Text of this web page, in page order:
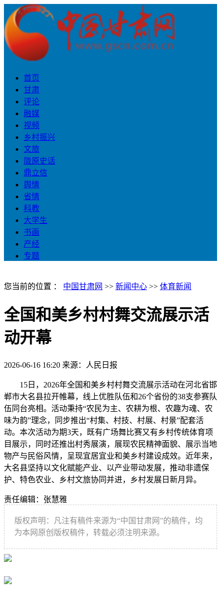
首页
甘肃
评论
融媒
视频
乡村振兴
文旅
陇原史话
鼎立信
舆情
省情
科教
大学生
书画
产经
专题
您当前的位置 ： 中国甘肃网 >> 新闻中心 >> 体育新闻
全国和美乡村村舞交流展示活
动开幕
2026-06-16 16:20 来源：人民日报
15日，2026年全国和美乡村村舞交流展示活动在河北省邯
郸市大名县拉开帷幕，线上优胜队伍和26个省份的38支参赛队
伍同台亮相。活动秉持“农民为主、农耕为根、农趣为魂、农
味为韵”理念，同步推出“村集、村技、村展、村景”配套活
动。本次活动为期3天，既有广场舞比赛又有乡村传统体育项
目展示，同时还推出村秀展演，展现农民精神面貌、展示当地
物产与民俗风情，呈现宜居宜业和美乡村建设成效。近年来，
大名县坚持以文化赋能产业、以产业带动发展，推动非遗保
护、特色农业、乡村文旅协同并进，乡村发展日新月异。
责任编辑：张慧雅
版权声明：凡注有稿件来源为“中国甘肃网”的稿件，均
为本网原创版权稿件，转载必须注明来源。